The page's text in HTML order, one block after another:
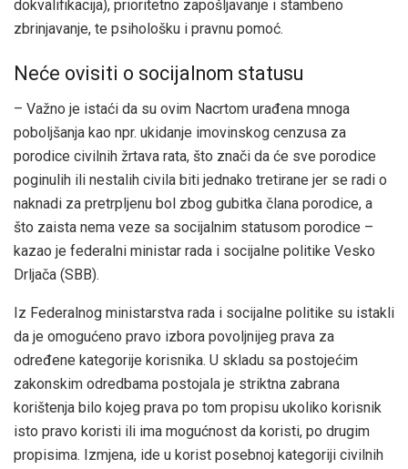
dokvalifikacija), prioritetno zapošljavanje i stambeno
zbrinjavanje, te psihološku i pravnu pomoć.
Neće ovisiti o socijalnom statusu
– Važno je istaći da su ovim Nacrtom urađena mnoga
poboljšanja kao npr. ukidanje imovinskog cenzusa za
porodice civilnih žrtava rata, što znači da će sve porodice
poginulih ili nestalih civila biti jednako tretirane jer se radi o
naknadi za pretrpljenu bol zbog gubitka člana porodice, a
što zaista nema veze sa socijalnim statusom porodice –
kazao je federalni ministar rada i socijalne politike Vesko
Drljača (SBB).
Iz Federalnog ministarstva rada i socijalne politike su istakli
da je omogućeno pravo izbora povoljnijeg prava za
određene kategorije korisnika. U skladu sa postojećim
zakonskim odredbama postojala je striktna zabrana
korištenja bilo kojeg prava po tom propisu ukoliko korisnik
isto pravo koristi ili ima mogućnost da koristi, po drugim
propisima. Izmjena, ide u korist posebnoj kategoriji civilnih